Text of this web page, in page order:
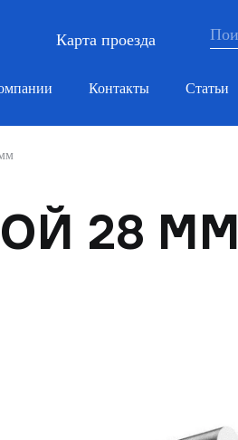
Карта проезда
Контакты Статьи
28 ММ